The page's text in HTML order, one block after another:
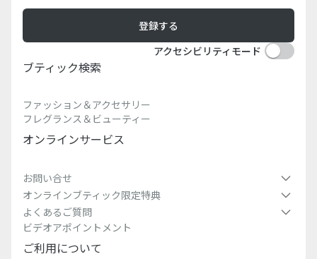
登録する
アクセシビリティモード​
ブティック検索​
ファッション＆アクセサリー
フレグランス＆ビューティー
オンラインサービス
お問い合せ
オンラインブティック限定特典
よくあるご質問
ビデオアポイントメント
ご利用について